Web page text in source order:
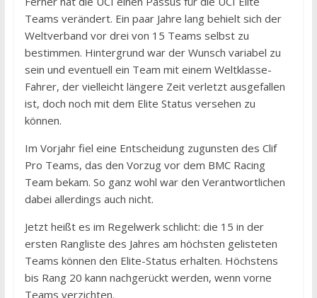
Teams verändert. Ein paar Jahre lang behielt sich der
Weltverband vor drei von 15 Teams selbst zu
bestimmen. Hintergrund war der Wunsch variabel zu
sein und eventuell ein Team mit einem Weltklasse-
Fahrer, der vielleicht längere Zeit verletzt ausgefallen
ist, doch noch mit dem Elite Status versehen zu
können.
Im Vorjahr fiel eine Entscheidung zugunsten des Clif
Pro Teams, das den Vorzug vor dem BMC Racing
Team bekam. So ganz wohl war den Verantwortlichen
dabei allerdings auch nicht.
Jetzt heißt es im Regelwerk schlicht: die 15 in der
ersten Rangliste des Jahres am höchsten gelisteten
Teams können den Elite-Status erhalten. Höchstens
bis Rang 20 kann nachgerückt werden, wenn vorne
Teams verzichten.